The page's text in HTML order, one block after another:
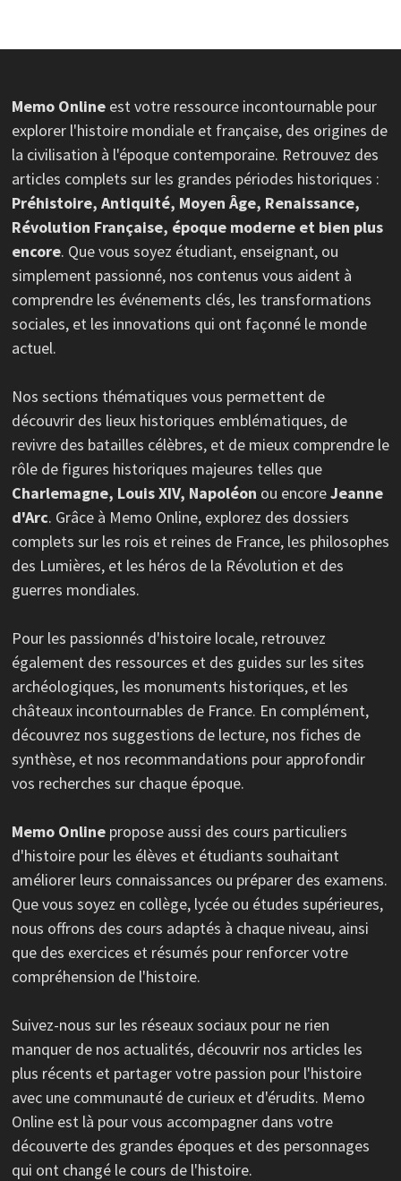
Memo Onlineest votre ressource incontournable pour
explorer l'histoire mondiale et française, des origines de
la civilisation à l'époque contemporaine. Retrouvez des
articles complets sur les grandes périodes historiques :
Préhistoire, Antiquité, Moyen Âge, Renaissance,
Révolution Française, époque moderne et bien plus
encore. Que vous soyez étudiant, enseignant, ou
simplement passionné, nos contenus vous aident à
comprendre les événements clés, les transformations
sociales, et les innovations qui ont façonné le monde
actuel.
Nos sections thématiques vous permettent de
découvrir des lieux historiques emblématiques, de
revivre des batailles célèbres, et de mieux comprendre le
rôle de figures historiques majeures telles que
Charlemagne, Louis XIV, Napoléon ou encoreJeanne
d'Arc. Grâce à Memo Online, explorez des dossiers
complets sur les rois et reines de France, les philosophes
des Lumières, et les héros de la Révolution et des
guerres mondiales.
Pour les passionnés d'histoire locale, retrouvez
également des ressources et des guides sur les sites
archéologiques, les monuments historiques, et les
châteaux incontournables de France. En complément,
découvrez nos suggestions de lecture, nos fiches de
synthèse, et nos recommandations pour approfondir
vos recherches sur chaque époque.
Memo Onlinepropose aussi des cours particuliers
d'histoire pour les élèves et étudiants souhaitant
améliorer leurs connaissances ou préparer des examens.
Que vous soyez en collège, lycée ou études supérieures,
nous offrons des cours adaptés à chaque niveau, ainsi
que des exercices et résumés pour renforcer votre
compréhension de l'histoire.
Suivez-nous sur les réseaux sociaux pour ne rien
manquer de nos actualités, découvrir nos articles les
plus récents et partager votre passion pour l'histoire
avec une communauté de curieux et d'érudits. Memo
Online est là pour vous accompagner dans votre
découverte des grandes époques et des personnages
qui ont changé le cours de l'histoire.